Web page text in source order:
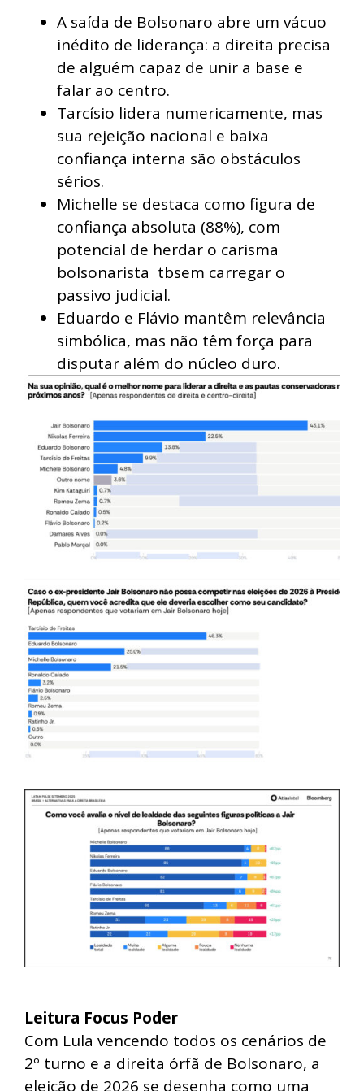
A saída de Bolsonaro abre um vácuo
inédito de liderança: a direita precisa
de alguém capaz de unir a base e
falar ao centro.
Tarcísio lidera numericamente, mas
sua rejeição nacional e baixa
confiança interna são obstáculos
sérios.
Michelle se destaca como figura de
confiança absoluta (88%), com
potencial de herdar o carisma
bolsonarista tbsem carregar o
passivo judicial.
Eduardo e Flávio mantêm relevância
simbólica, mas não têm força para
disputar além do núcleo duro.
Leitura Focus Poder
Com Lula vencendo todos os cenários de
2º turno e a direita órfã de Bolsonaro, a
eleição de 2026 se desenha como uma